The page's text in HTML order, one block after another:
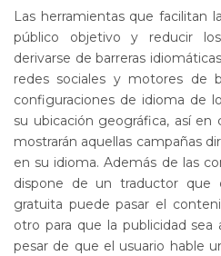
Las herramientas que facilitan
público objetivo y reducir
derivarse de barreras
redes sociales y motores de
configuraciones de idioma de
su ubicación geográfica, así
mostrarán aquellas campañas
en su idioma. Además de las
dispone de un traductor que
gratuita puede pasar el
otro para que la publicidad sea
pesar de que el usuario hable